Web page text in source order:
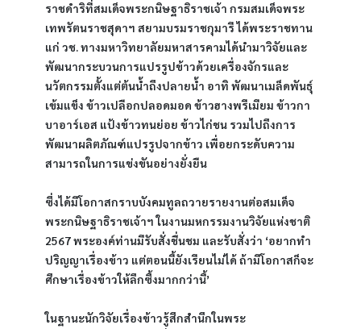
ราชดำริที่สมเด็จพระกนิษฐาธิราชเจ้า กรมสมเด็จพระ
เทพรัตนราชสุดาฯ สยามบรมราชกุมารี ได้พระราชทาน
แก่ วช. ทางมหาวิทยาลัยมหาสารคามได้นำมาวิจัยและ
พัฒนากระบวนการแปรรูปข้าวด้วยเครื่องจักรและ
นวัตกรรมตั้งแต่ต้นน้ำถึงปลายน้ำ อาทิ พัฒนาเมล็ดพันธุ์
เข้มแข็ง ข้าวเปลือกปลอดมอด ข้าวฮางพรีเมียม ข้าวกา
บาอาร์เอส แป้งข้าวทนย่อย ข้าวไก่ชน รวมไปถึงการ
พัฒนาผลิตภัณฑ์แปรรูปจากข้าว เพื่อยกระดับความ
สามารถในการแข่งขันอย่างยั่งยืน
ซึ่งได้มีโอกาสกราบบังคมทูลถวายรายงานต่อสมเด็จ
พระกนิษฐาธิราชเจ้าฯ ในงานมหกรรมงานวิจัยแห่งชาติ
2567 พระองค์ท่านมีรับสั่งชื่นชม และรับสั่งว่า ‘อยากทำ
ปริญญาเรื่องข้าว แต่ตอนนี้ยังเรียนไม่ได้ ถ้ามีโอกาสก็จะ
ศึกษาเรื่องข้าวให้ลึกซึ้งมากกว่านี้’
ในฐานะนักวิจัยเรื่องข้าวรู้สึกสำนึกในพระ